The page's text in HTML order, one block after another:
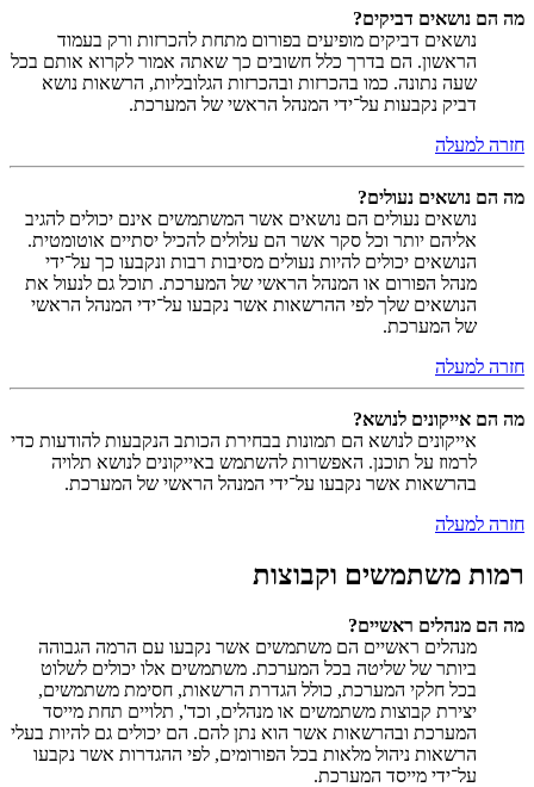
מה הם נושאים דביקים?
נושאים דביקים מופיעים בפורום מתחת להכרזות ורק בעמוד
הראשון. הם בדרך כלל חשובים כך שאתה אמור לקרוא אותם בכל
שעה נתונה. כמו בהכרזות ובהכרזות הגלובליות, הרשאות נושא
דביק נקבעות על־ידי המנהל הראשי של המערכת.
חזרה למעלה
מה הם נושאים נעולים?
נושאים נעולים הם נושאים אשר המשתמשים אינם יכולים להגיב
אליהם יותר וכל סקר אשר הם עלולים להכיל יסתיים אוטומטית.
הנושאים יכולים להיות נעולים מסיבות רבות ונקבעו כך על־ידי
מנהל הפורום או המנהל הראשי של המערכת. תוכל גם לנעול את
הנושאים שלך לפי ההרשאות אשר נקבעו על־ידי המנהל הראשי
של המערכת.
חזרה למעלה
מה הם אייקונים לנושא?
אייקונים לנושא הם תמונות בבחירת הכותב הנקבעות להודעות כדי
לרמוז על תוכנן. האפשרות להשתמש באייקונים לנושא תלויה
בהרשאות אשר נקבעו על־ידי המנהל הראשי של המערכת.
חזרה למעלה
רמות משתמשים וקבוצות
מה הם מנהלים ראשיים?
מנהלים ראשיים הם משתמשים אשר נקבעו עם הרמה הגבוהה
ביותר של שליטה בכל המערכת. משתמשים אלו יכולים לשלוט
בכל חלקי המערכת, כולל הגדרת הרשאות, חסימת משתמשים,
יצירת קבוצות משתמשים או מנהלים, וכד', תלויים תחת מייסד
המערכת ובהרשאות אשר הוא נתן להם. הם יכולים גם להיות בעלי
הרשאות ניהול מלאות בכל הפורומים, לפי ההגדרות אשר נקבעו
על־ידי מייסד המערכת.